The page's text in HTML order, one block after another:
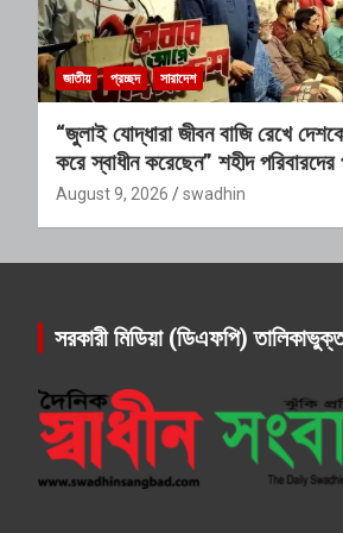
জাতীয় প্রচ্ছদ সারাদেশ
“জুলাই যোদ্ধারা জীবন বাজি রেখে
করে স্বাধীন করেছেন” শহীদ পরিবারদের
থাকার অঙ্গীকার গণপূর্তমন্ত্রীর
August 9, 2026 swadhin
সরকারী মিডিয়া (ডিএফপি)